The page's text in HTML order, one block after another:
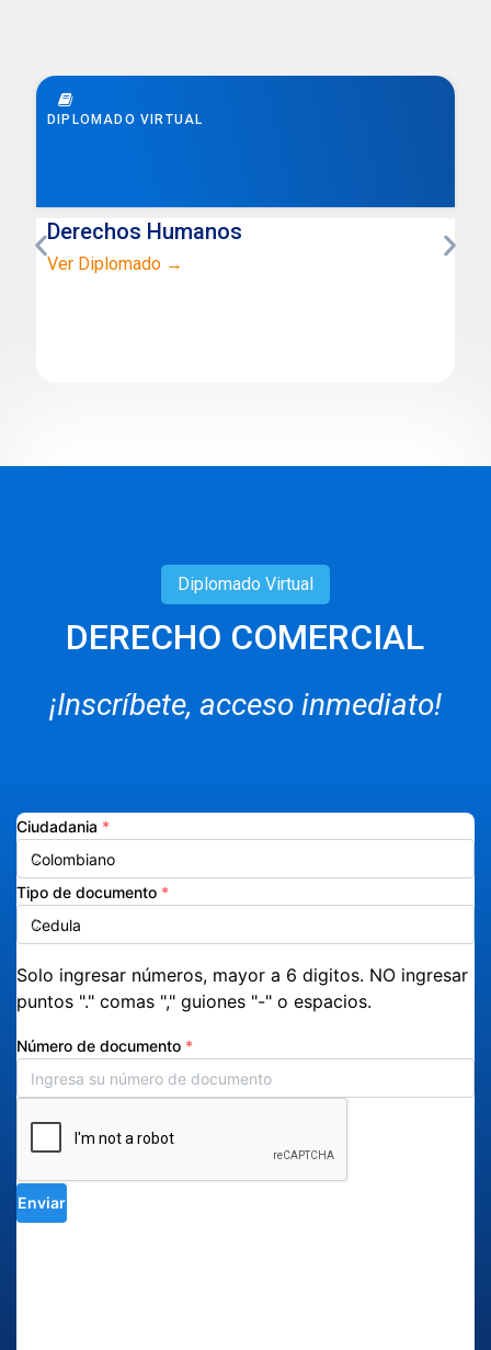
DIPLOMADO VIRTUAL
Derechos Humanos
Ver Diplomado →
Diplomado Virtual
DERECHO COMERCIAL
¡Inscríbete, acceso inmediato!